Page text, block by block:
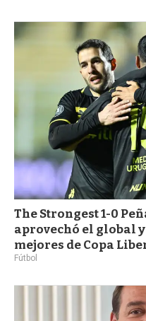
The Strongest 1-0
aprovechó el global
mejores de Copa
Fútbol